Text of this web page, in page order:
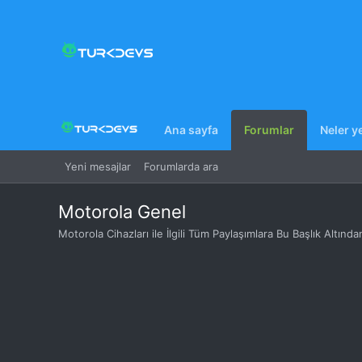
Ana sayfa Forumlar Neler
Yeni mesajlar Forumlarda ara
Motorola Genel
Motorola Cihazları ile İlgili Tüm Paylaşımlara Bu Başlık